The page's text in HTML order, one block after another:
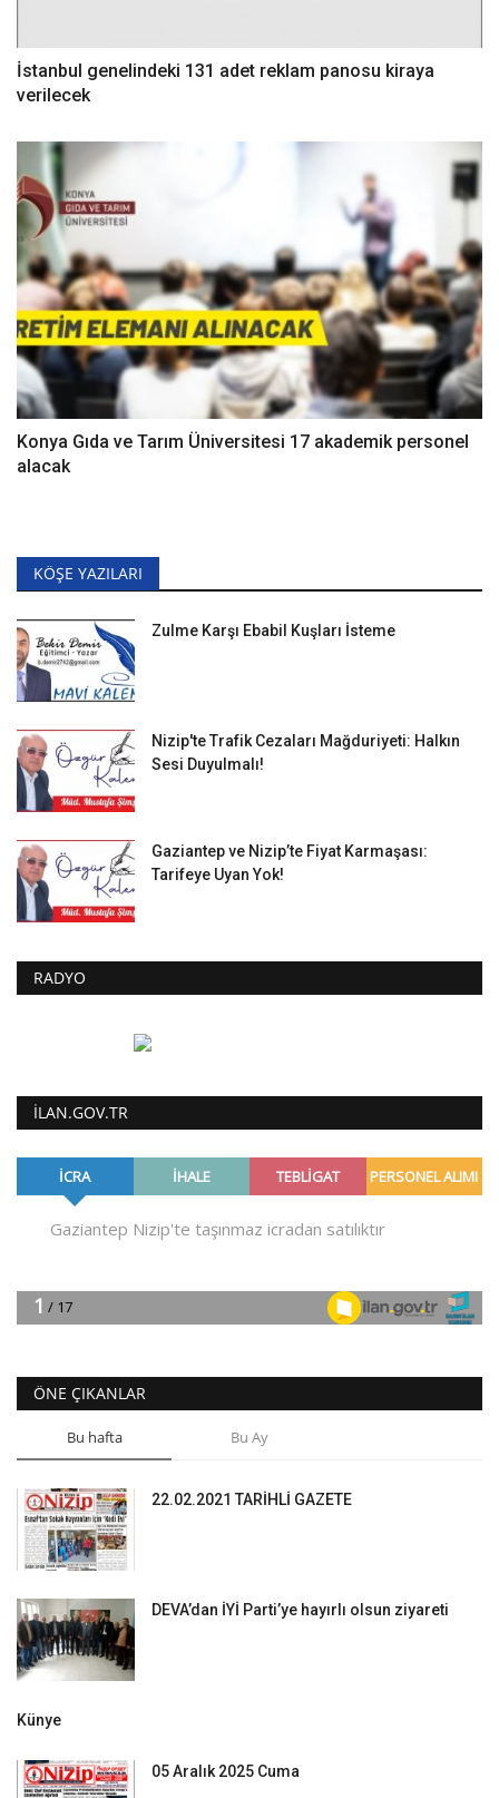
İstanbul genelindeki 131 adet reklam panosu kiraya
verilecek
Konya Gıda ve Tarım Üniversitesi 17 akademik personel
alacak
KÖŞE YAZILARI
Zulme Karşı Ebabil Kuşları İsteme
Nizip'te Trafik Cezaları Mağduriyeti: Halkın
Sesi Duyulmalı!
Gaziantep ve Nizip’te Fiyat Karmaşası:
Tarifeye Uyan Yok!
RADYO
ILAN.GOV.TR
ÖNE ÇIKANLAR
Bu hafta Bu Ay
22.02.2021 TARİHLİ GAZETE
DEVA’dan İYİ Parti’ye hayırlı olsun ziyareti
Künye
05 Aralık 2025 Cuma